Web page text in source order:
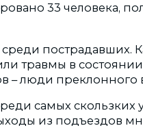
33 человека,
пострадавших.
травмы в состоянии
– люди преклонного
самых скользких
из подъездов